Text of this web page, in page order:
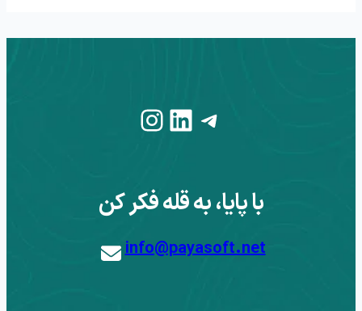
Telegram
LinkedIn
Instagram
با پایا، به قله فکر کن
info@payasoft.net